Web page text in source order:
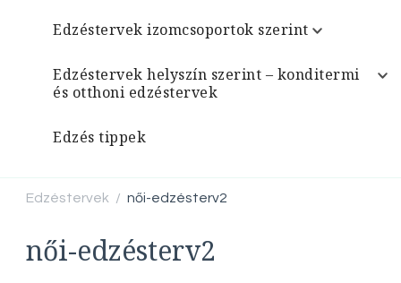
Edzéstervek izomcsoportok szerint
Edzéstervek helyszín szerint – konditermi
és otthoni edzéstervek
Edzés tippek
Edzéstervek / női-edzésterv2
női-edzésterv2